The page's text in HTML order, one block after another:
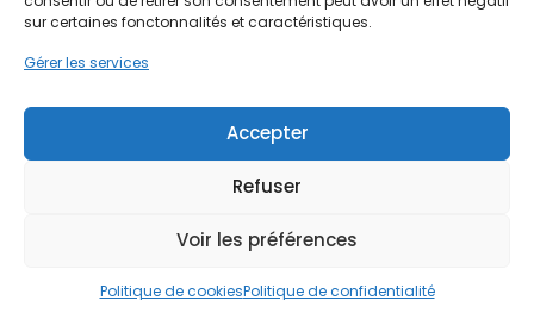
sur certaines fonctonnalités et caractéristiques.
Gérer les services
Accepter
Refuser
Voir les préférences
Politique de cookiesPolitique de confidentialité
Conditions générales de services